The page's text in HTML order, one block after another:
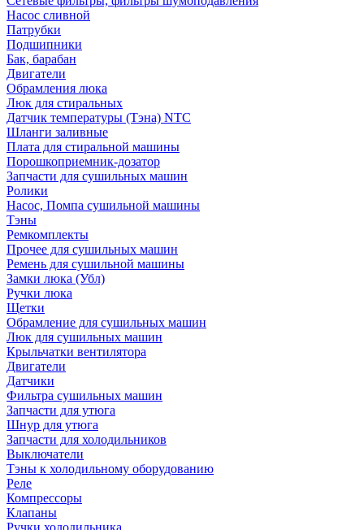
Насос сливной
Патрубки
Подшипники
Бак, барабан
Двигатели
Обрамления люка
Люк для стиральных
Датчик температуры (Тэна) NTC
Шланги заливные
Плата для стиральной машины
Порошкоприемник-дозатор
Запчасти для сушильных машин
Ролики
Насос, Помпа сушильной машины
Тэны
Ремкомплекты
Прочее для сушильных машин
Ремень для сушильной машины
Замки люка (Убл)
Ручки люка
Щетки
Обрамление для сушильных машин
Люк для сушильных машин
Крыльчатки вентилятора
Двигатели
Датчики
Фильтра сушильных машин
Запчасти для утюга
Шнур для утюга
Запчасти для холодильников
Выключатели
Тэны к холодильному оборудованию
Реле
Компрессоры
Клапаны
Ручки холодильника